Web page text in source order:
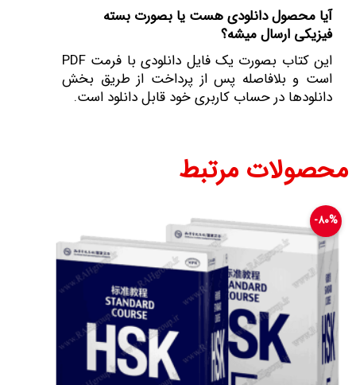
آیا محصول دانلودی هست یا بصورت بسته
فیزیکی ارسال میشه؟
این کتاب بصورت یک فایل دانلودی با فرمت PDF
است و بلافاصله پس از پرداخت از طریق بخش
دانلود‌ها در حساب کاربری خود قابل دانلود است.
محصولات مرتبط
۸۰%-